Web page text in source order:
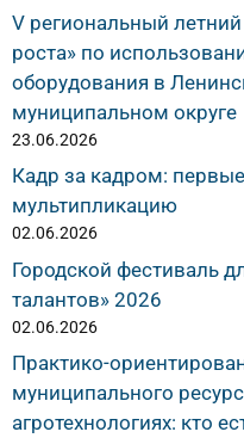
V региональный летний
роста» по
оборудования в
муниципальном округе
23.06.2026
Кадр за кадром:
мультипликацию
02.06.2026
Городской фестиваль
талантов» 2026
02.06.2026
Практико-
муниципального
агротехнологиях: кто